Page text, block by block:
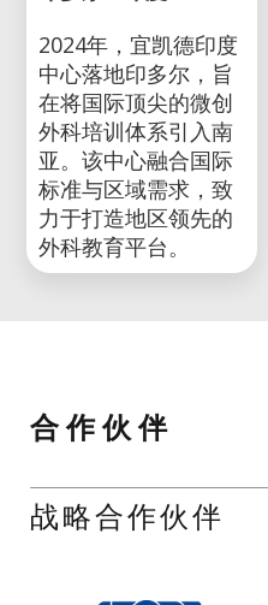
2024年，宜凯德印度
中心落地印多尔，旨
在将国际顶尖的微创
外科培训体系引入南
亚。该中心融合国际
标准与区域需求，致
力于打造地区领先的
外科教育平台。
合 作 伙 伴
战略合作伙伴